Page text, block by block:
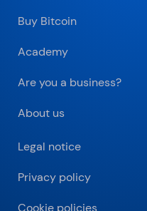
Buy Bitcoin
Academy
Are you a business?
About us
Legal notice
Privacy policy
Cookie policies